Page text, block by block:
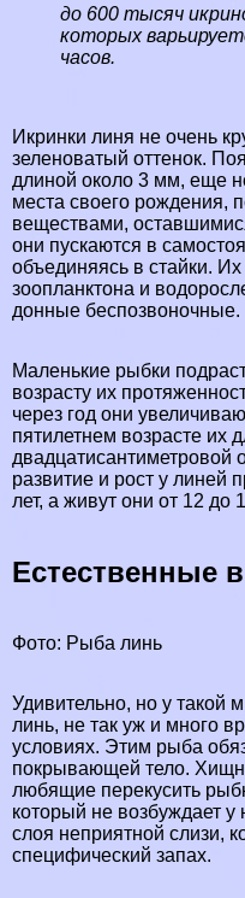
до 600 тысяч
которых
часов.
Икринки линя не очень
зеленоватый оттенок.
длиной около 3 мм, еще
места своего рождения,
веществами,
они пускаются в
объединяясь в стайки.
зоопланктона и
донные беспозвоночные.
Маленькие рыбки
возрасту их
через год они
пятилетнем возрасте их
двадцатисантиметровой
развитие и рост у линей
лет, а живут они от 12 до
Естественные
Фото: Рыба линь
Удивительно, но у такой
линь, не так уж и много
условиях. Этим рыба
покрывающей тело.
любящие перекусить
который не возбуждает у
слоя неприятной слизи,
специфический запах.